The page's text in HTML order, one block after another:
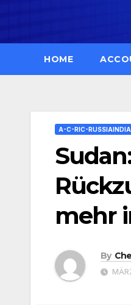
HOME
A-C-RIC-
mehr
By